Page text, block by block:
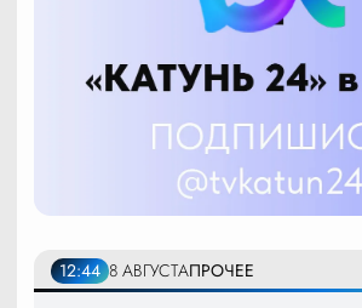
12:44 8 АВГУСТАПРОЧЕЕ